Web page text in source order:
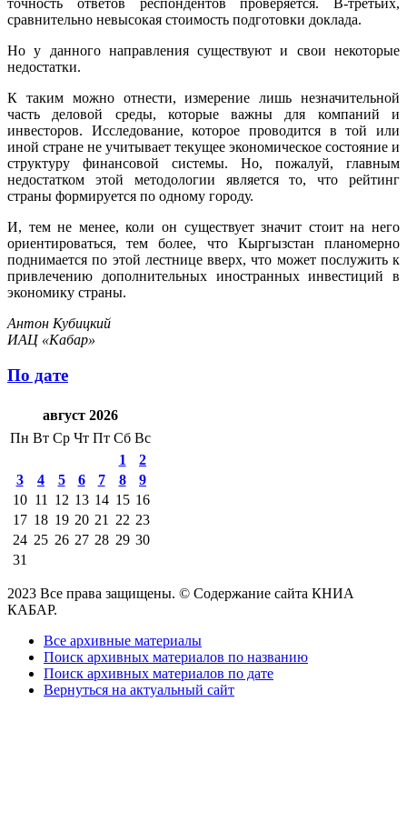
сравнительно невысокая стоимость подготовки доклада.
Но у данного направления существуют и свои некоторые
недостатки.
К таким можно отнести, измерение лишь незначительной
часть деловой среды, которые важны для компаний и
инвесторов. Исследование, которое проводится в той или
иной стране не учитывает текущее экономическое состояние и
структуру финансовой системы. Но, пожалуй, главным
недостатком этой методологии является то, что рейтинг
страны формируется по одному городу.
И, тем не менее, коли он существует значит стоит на него
ориентироваться, тем более, что Кыргызстан планомерно
поднимается по этой лестнице вверх, что может послужить к
привлечению дополнительных иностранных инвестиций в
экономику страны.
Антон Кубицкий
ИАЦ «Кабар»
По дате
август 2026
Пн Вт Ср Чт Пт Сб Вс
1
2
3
4 5 6 7 8
9
10 11 12 13 14 15 16
17 18 19 20 21 22 23
24 25 26 27 28 29 30
31
2023 Все права защищены. © Содержание сайта КНИА
КАБАР.
Все архивные материалы
Поиск архивных материалов по названию
Поиск архивных материалов по дате
Вернуться на актуальный сайт